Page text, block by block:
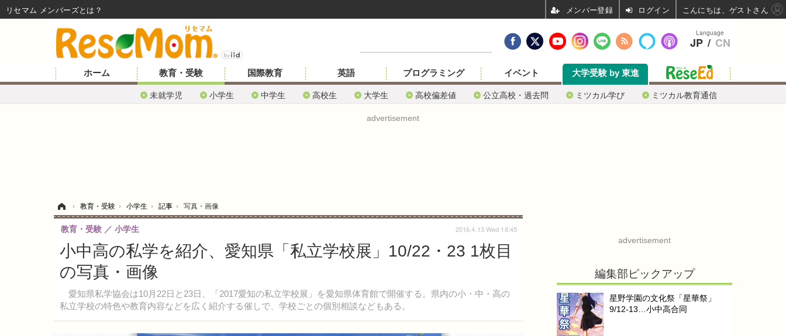
ホーム 教育・受験
未就学児 小学生 中学生 高校生 大学生 高校偏差値 公立高校・過去問 ミツカル学び ミツカル教育通信
国際教育 英語 プログラミング イベント 大学受験 by 東進
advertisement
› 教育・受験 › 小学生 › 記事 › 写真・画像
小中高の私学を紹介、愛知県「私立学校展」10/22・23 1枚目
の写真・画像
愛知県私学協会は10月22日と23日、「2017愛知の私立学校展」を愛知県体育館で開催する。県内の小・中・高の
私立学校の特色や教育内容などを広く紹介する催しで、学校ごとの個別相談などもある。
教育・受験 小学生 2016.4.13 Wed 18:45
advertisement
編集部ピックアップ
星野学園の文化祭「星華祭」
9/12-13…小中高合同
Language
JP / CN
リセマム メンバーズ ログイン こんにちは、ゲストさん